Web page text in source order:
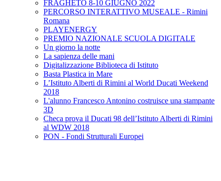
FRAGHETO 8-10 GIUGNO 2022
PERCORSO INTERATTIVO MUSEALE - Rimini
Romana
PLAYENERGY
PREMIO NAZIONALE SCUOLA DIGITALE
Un giorno la notte
La sapienza delle mani
Digitalizzazione Biblioteca di Istituto
Basta Plastica in Mare
L’Istituto Alberti di Rimini al World Ducati Weekend
2018
L'alunno Francesco Antonino costruisce una stampante
3D
Checa prova il Ducati 98 dell’Istituto Alberti di Rimini
al WDW 2018
PON - Fondi Strutturali Europei